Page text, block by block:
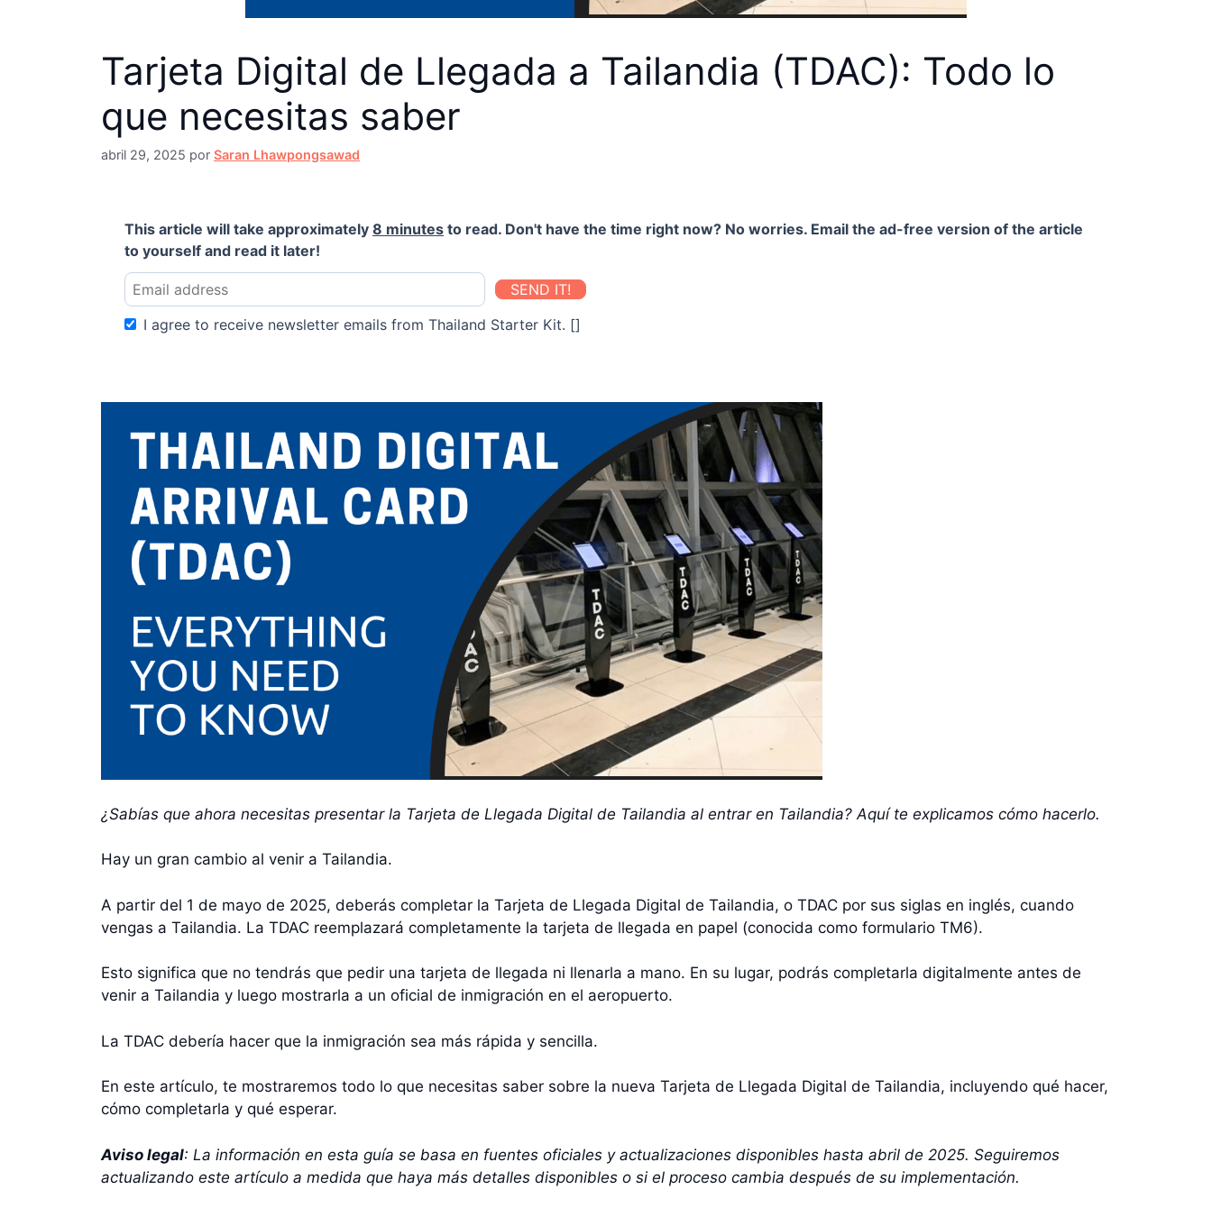
Tarjeta Digital de Llegada a Tailandia (TDAC): Todo lo
que necesitas saber
abril 29, 2025 por Saran Lhawpongsawad
This article will take approximately 8 minutes to read. Don't have the time right now? No worries. Email the ad-free version of the article
to yourself and read it later!
SEND IT!
I agree to receive newsletter emails from Thailand Starter Kit. []
¿Sabías que ahora necesitas presentar la Tarjeta de Llegada Digital de Tailandia al entrar en Tailandia? Aquí te explicamos cómo hacerlo.
Hay un gran cambio al venir a Tailandia.
A partir del 1 de mayo de 2025, deberás completar la Tarjeta de Llegada Digital de Tailandia, o TDAC por sus siglas en inglés, cuando
vengas a Tailandia. La TDAC reemplazará completamente la tarjeta de llegada en papel (conocida como formulario TM6).
Esto significa que no tendrás que pedir una tarjeta de llegada ni llenarla a mano. En su lugar, podrás completarla digitalmente antes de
venir a Tailandia y luego mostrarla a un oficial de inmigración en el aeropuerto.
La TDAC debería hacer que la inmigración sea más rápida y sencilla.
En este artículo, te mostraremos todo lo que necesitas saber sobre la nueva Tarjeta de Llegada Digital de Tailandia, incluyendo qué hacer,
cómo completarla y qué esperar.
Aviso legal: La información en esta guía se basa en fuentes oficiales y actualizaciones disponibles hasta abril de 2025. Seguiremos
actualizando este artículo a medida que haya más detalles disponibles o si el proceso cambia después de su implementación.